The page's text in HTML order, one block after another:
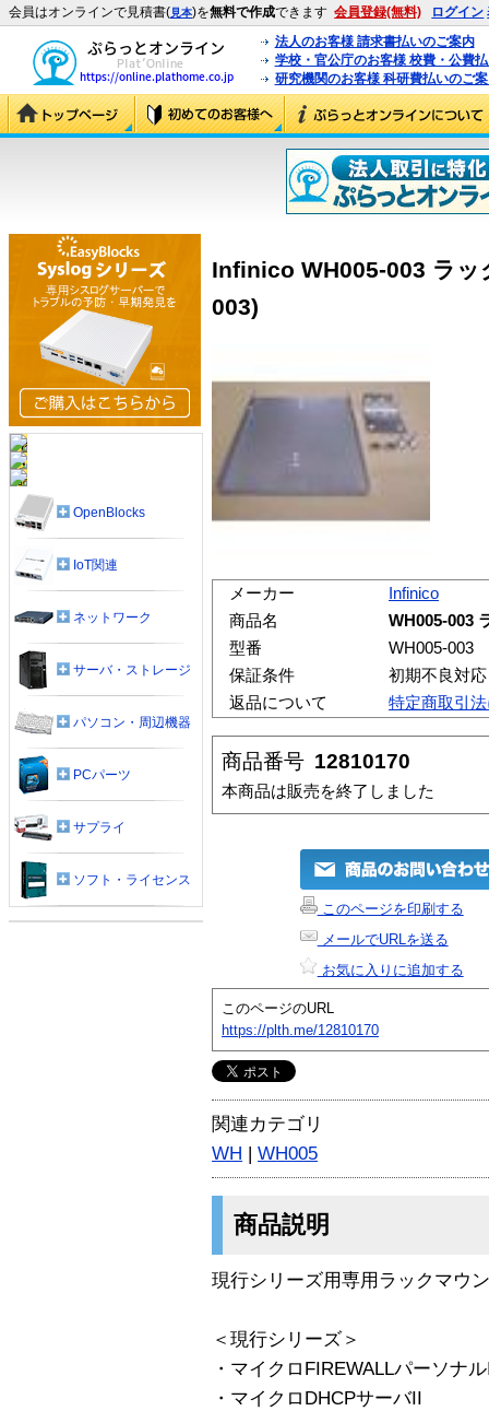
会員はオンラインで見積書(見本)を無料で作成できます 会員登録(無料) ログイン
法人のお客様 請求書払いのご案内
学校・官公庁のお客様 校費・公費
研究機関のお客様 科研費払いのご
Infinico WH005-003 ラッ
003)
メーカー
Infinico
商品名
WH005-003
型番
WH005-003
保証条件
初期不良対
返品について
特定商取引
商品番号 12810170
本商品は販売を終了しました
このページを印刷する
メールでURLを送る
お気に入りに追加する
このページのURL
https://plth.me/12810170
関連カテゴリ
WH | WH005
商品説明
現行シリーズ用専用ラックマウ
＜現行シリーズ＞
・マイクロFIREWALLパーソナ
・マイクロDHCPサーバII
OpenBlocks
IoT関連
ネットワーク
サーバ・ストレージ
パソコン・周辺機器
PCパーツ
サプライ
ソフト・ライセンス